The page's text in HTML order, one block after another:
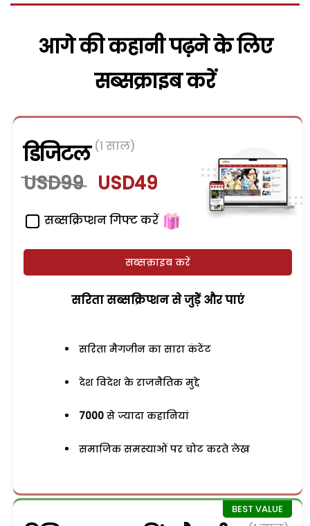
आगे की कहानी पढ़ने के लिए
सब्सक्राइब करें
डिजिटल (1 साल)
USD99 USD49
सब्सक्रिप्शन गिफ्ट करें
सब्सक्राइब करें
सरिता सब्सक्रिप्शन से जुड़ेें और पाएं
सरिता मैगजीन का सारा कंटेंट
देश विदेश के राजनैतिक मुद्दे
7000 से ज्यादा कहानियां
समाजिक समस्याओं पर चोट करते लेख